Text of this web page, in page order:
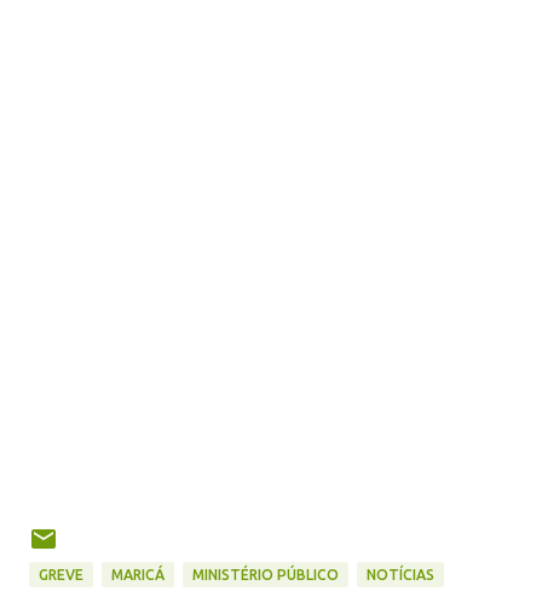
GREVE MARICÁ MINISTÉRIO PÚBLICO NOTÍCIAS